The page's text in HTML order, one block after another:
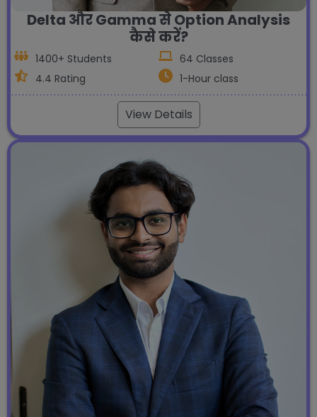
Delta और Gamma से Option Analysis
कैसे करें?
1400+ Students
64 Classes
4.4 Rating
1-Hour class
View Details